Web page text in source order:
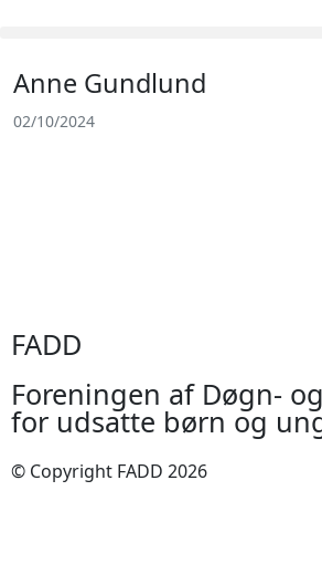
Anne Gundlund
02/10/2024
FADD
Foreningen af Døgn-
for udsatte børn og
© Copyright FADD 2026